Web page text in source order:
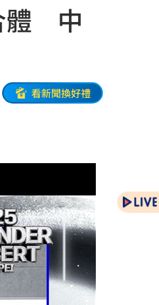
體 中
看新聞換好禮